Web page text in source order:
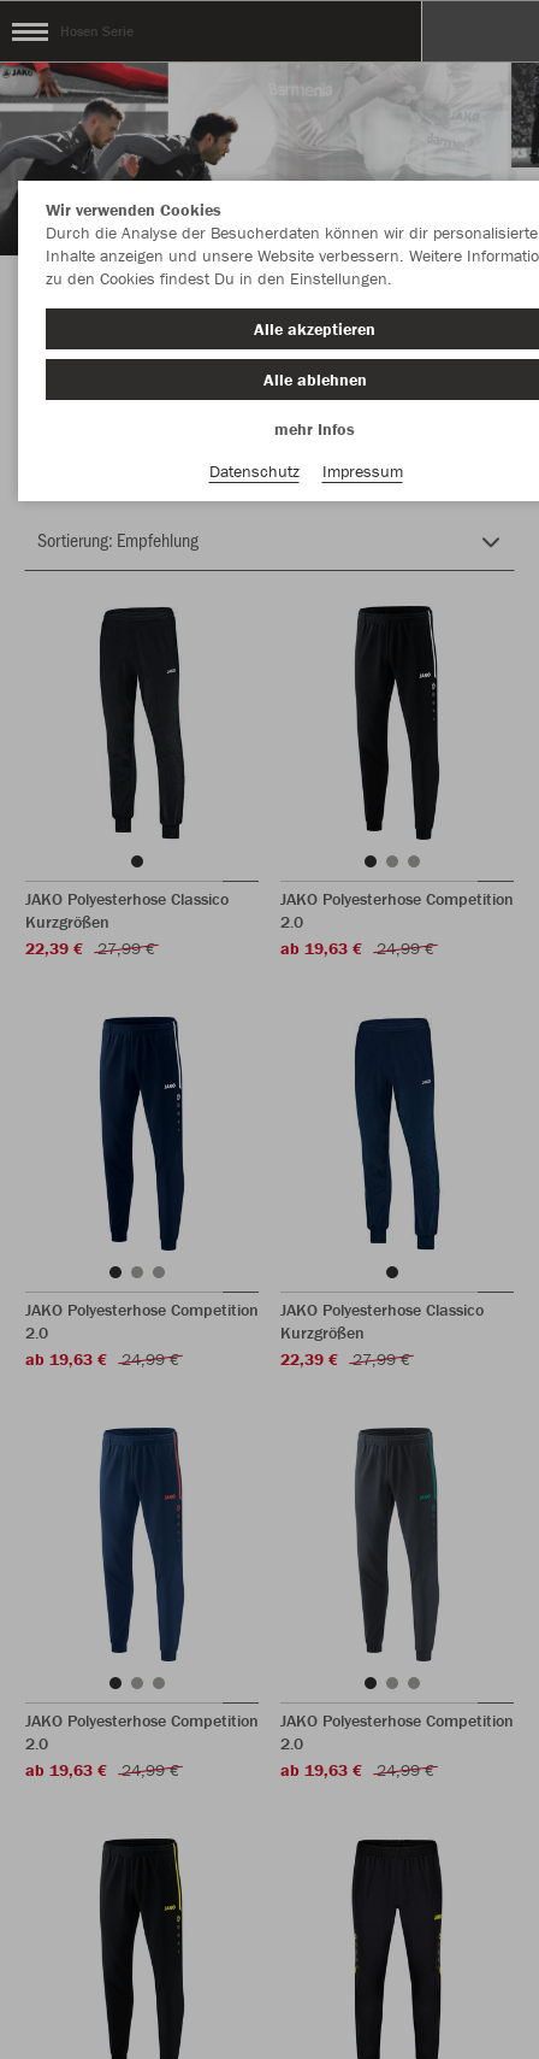
Hosen Serie
Herzlich Willkommen im Teamshop Hosen
Serie
JAKO Polyesterhose Classico
Kurzgrößen
22,39 €
27,99 €
JAKO Polyesterhose Competition
2.0
ab 19,63 €
24,99 €
JAKO Polyesterhose Competition
2.0
ab 19,63 €
24,99 €
JAKO Polyesterhose Classico
Kurzgrößen
22,39 €
27,99 €
JAKO Polyesterhose Competition
2.0
ab 19,63 €
24,99 €
JAKO Polyesterhose Competition
2.0
ab 19,63 €
24,99 €
Wir verwenden Cookies
Durch die Analyse der Besucherdaten können wir dir personalisierte
Inhalte anzeigen und unsere Website verbessern. Weitere
zu den Cookies findest Du in den Einstellungen.
Alle akzeptieren
Alle ablehnen
mehr Infos
Datenschutz
Impressum